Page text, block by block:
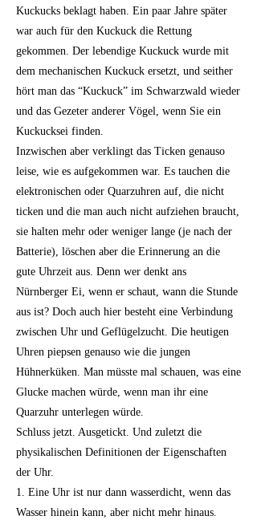
Kuckucks beklagt haben. Ein paar Jahre später
war auch für den Kuckuck die Rettung
gekommen. Der lebendige Kuckuck wurde mit
dem mechanischen Kuckuck ersetzt, und seither
hört man das “Kuckuck” im Schwarzwald wieder
und das Gezeter anderer Vögel, wenn Sie ein
Kuckucksei finden.
Inzwischen aber verklingt das Ticken genauso
leise, wie es aufgekommen war. Es tauchen die
elektronischen oder Quarzuhren auf, die nicht
ticken und die man auch nicht aufziehen braucht,
sie halten mehr oder weniger lange (je nach der
Batterie), löschen aber die Erinnerung an die
gute Uhrzeit aus. Denn wer denkt ans
Nürnberger Ei, wenn er schaut, wann die Stunde
aus ist? Doch auch hier besteht eine Verbindung
zwischen Uhr und Geflügelzucht. Die heutigen
Uhren piepsen genauso wie die jungen
Hühnerküken. Man müsste mal schauen, was eine
Glucke machen würde, wenn man ihr eine
Quarzuhr unterlegen würde.
Schluss jetzt. Ausgetickt. Und zuletzt die
physikalischen Definitionen der Eigenschaften
der Uhr.
1. Eine Uhr ist nur dann wasserdicht, wenn das
Wasser hinein kann, aber nicht mehr hinaus.